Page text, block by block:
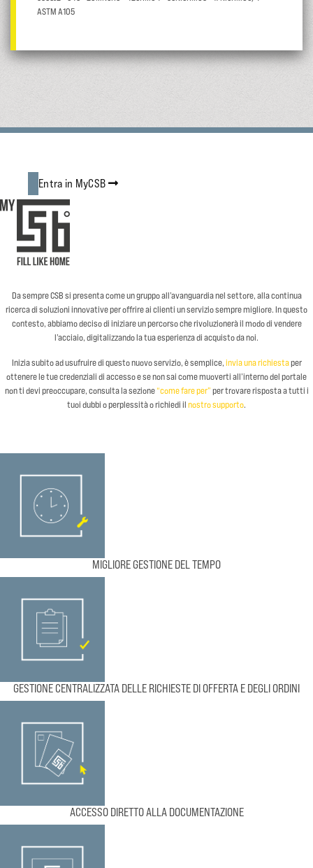
ASTM A105
Entra in MyCSB
Da sempre CSB si presenta come un gruppo all’avanguardia nel settore, alla continua
ricerca di soluzioni innovative per offrire ai clienti un servizio sempre migliore. In questo
contesto, abbiamo deciso di iniziare un percorso che rivoluzionerà il modo di vendere
l’acciaio, digitalizzando la tua esperienza di acquisto da noi.
Inizia subito ad usufruire di questo nuovo servizio, è semplice,invia una richiestaper
ottenere le tue credenziali di accesso e se non sai come muoverti all’interno del portale
non ti devi preoccupare, consulta la sezione“come fare per”per trovare risposta a tutti i
tuoi dubbi o perplessità o richiedi ilnostro supporto.
MIGLIORE GESTIONE DEL TEMPO
GESTIONE CENTRALIZZATA DELLE RICHIESTE DI OFFERTA E DEGLI ORDINI
ACCESSO DIRETTO ALLA DOCUMENTAZIONE